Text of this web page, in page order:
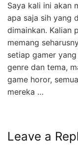
Saya kali ini akan
apa saja sih yang
dimainkan. Kalian
memang
setiap gamer
genre dan tema,
game horor,
mereka …
Leave a